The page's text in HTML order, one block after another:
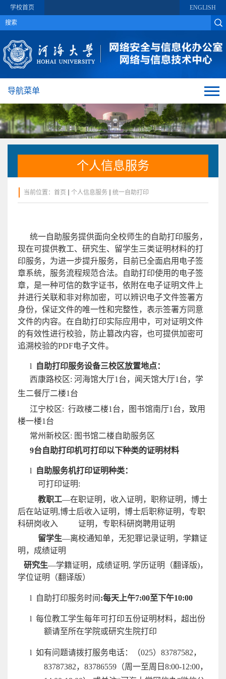
学校首页 ENGLISH
导航菜单
个人信息服务
当前位置： 首页 个人信息服务 统一自助打印
统一自助服务提供面向全校师生的自助打印服务，
现在可提供教工、研究生、留学生三类证明材料的打
印服务，为进一步提升服务，目前已全面启用电子签
章系统，服务流程规范合法。自助打印使用的电子签
章，是一种可信的数字证书，依附在电子证明文件上
并进行关联和非对称加密，可以辨识电子文件签署方
身份，保证文件的唯一性和完整性，表示签署方同意
文件的内容。在自助打印实际应用中，可对证明文件
的有效性进行校验，防止篡改内容，也可提供加密可
追溯校验的PDF电子文件。
l
自助打印服务设备三校区放置地点：
西康路校区: 河海馆大厅1台，闻天馆大厅1台，学
生二餐厅二楼1台
江宁校区: 行政楼二楼1台，图书馆南厅1台，致用
楼一楼1台
常州新校区: 图书馆二楼自助服务区
9台自助打印机可打印以下种类的证明材料
l
自助服务机打印证明种类：
可打印证明:
教职工—在职证明，收入证明，职称证明，博士
后在站证明,博士后收入证明，博士后职称证明，专职
科研岗收入 证明，专职科研岗聘用证明
留学生—离校通知单，无犯罪记录证明，学籍证
明，成绩证明
研究生—学籍证明，成绩证明, 学历证明（翻译版)，
学位证明（翻译版）
l 自助打印服务时间 :每天上午7:00至下午10:00
l 每位教工学生每年可打印五份证明材料，超出份
额请至所在学院或研究生院打印
l 如有问题请拨打服务电话：（025） 83787582，
83787382，83786559（周一至周日 8:00-12:00，